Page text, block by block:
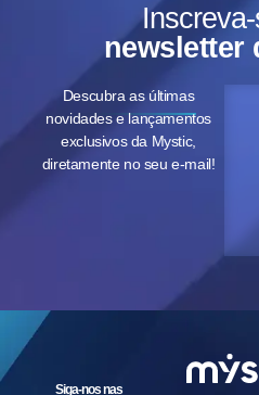
newsletter
Descubra as últimas
novidades e lançamentos
exclusivos da Mystic,
diretamente no seu e-mail!
Siga-nos nas